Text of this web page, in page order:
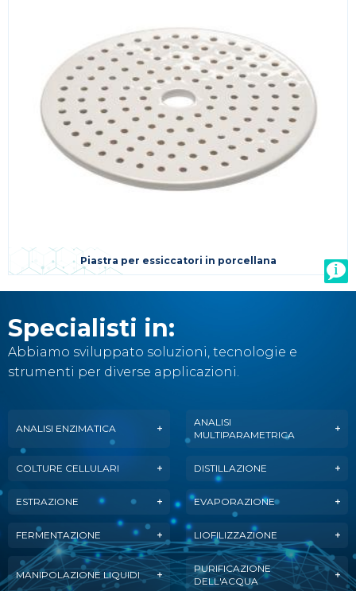
Piastra per essiccatori in porcellana
Specialisti in:
Abbiamo sviluppato soluzioni, tecnologie e
strumenti per diverse applicazioni.
ANALISI ENZIMATICA
ANALISI
MULTIPARAMETRICA
COLTURE CELLULARI DISTILLAZIONE
ESTRAZIONE EVAPORAZIONE
FERMENTAZIONE LIOFILIZZAZIONE
MANIPOLAZIONE LIQUIDI
PURIFICAZIONE
DELL'ACQUA